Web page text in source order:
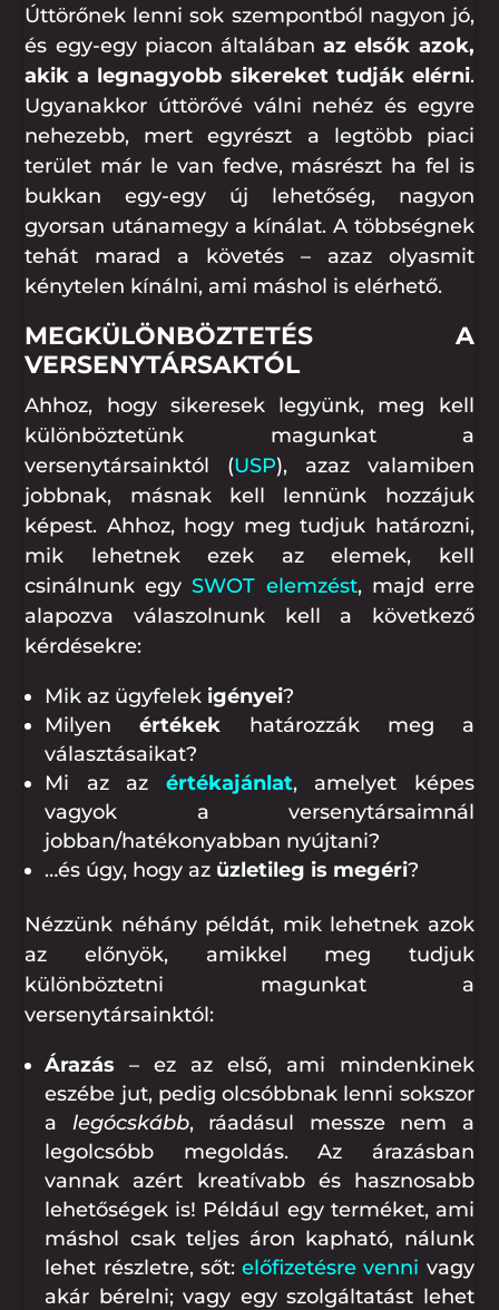
Úttörőnek lenni sok szempontból nagyon jó,
és egy-egy piacon általábanaz elsők azok,
akik a legnagyobb sikereket tudják elérni.
Ugyanakkor úttörővé válni nehéz és egyre
nehezebb, mert egyrészt a legtöbb piaci
terület már le van fedve, másrészt ha fel is
bukkan egy-egy új lehetőség, nagyon
gyorsan utánamegy a kínálat. A többségnek
tehát marad a követés – azaz olyasmit
kénytelen kínálni, ami máshol is elérhető.
MEGKÜLÖNBÖZTETÉS A
VERSENYTÁRSAKTÓL
Ahhoz, hogy sikeresek legyünk, meg kell
különböztetünk magunkat a
versenytársainktól (USP), azaz valamiben
jobbnak, másnak kell lennünk hozzájuk
képest. Ahhoz, hogy meg tudjuk határozni,
mik lehetnek ezek az elemek, kell
csinálnunk egy SWOT elemzést, majd erre
alapozva válaszolnunk kell a következő
kérdésekre:
Mik az ügyfelek igényei?
Milyenértékek határozzák meg a
választásaikat?
Mi az az értékajánlat, amelyet képes
vagyok a versenytársaimnál
jobban/hatékonyabban nyújtani?
…és úgy, hogy az üzletileg is megéri?
Nézzünk néhány példát, mik lehetnek azok
az előnyök, amikkel meg tudjuk
különböztetni magunkat a
versenytársainktól:
Árazás – ez az első, ami mindenkinek
eszébe jut, pedig olcsóbbnak lenni sokszor
a legócskább, ráadásul messze nem a
legolcsóbb megoldás. Az árazásban
vannak azért kreatívabb és hasznosabb
lehetőségek is! Például egy terméket, ami
máshol csak teljes áron kapható, nálunk
lehet részletre, sőt:előfizetésre venni vagy
akár bérelni; vagy egy szolgáltatást lehet